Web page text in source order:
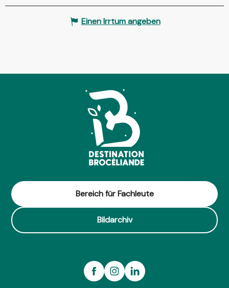
Einen Irrtum angeben
Bereich für Fachleute
Bildarchiv